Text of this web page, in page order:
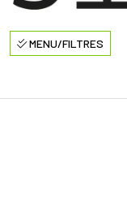
MENU/FILTRES